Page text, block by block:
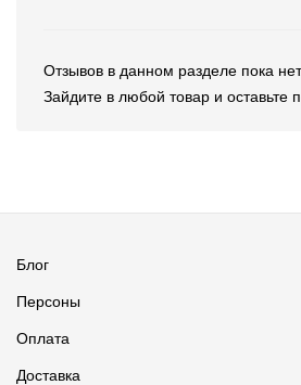
Отзывов в данном разделе пока
Зайдите в любой товар и оставьте
Блог
Персоны
Оплата
Доставка